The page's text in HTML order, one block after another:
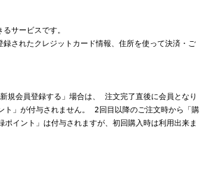
サービスです。
されたクレジットカード情報、住所を使って決済・ご
規会員登録する」場合は、 注文完了直後に会員となり
ト」が付与されません。 2回目以降のご注文時から「購
イント」は付与されますが、初回購入時は利用出来ま